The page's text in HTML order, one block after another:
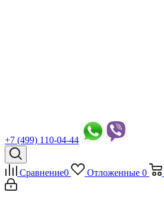
+7 (499) 110-04-44
Сравнение0 Отложенные 0